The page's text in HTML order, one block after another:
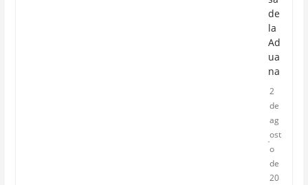
de
la
Ad
ua
na
2
de
ag
ost
o
de
20